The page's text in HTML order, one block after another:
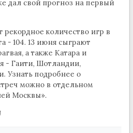
дал свой прогноз на первый
рекордное количество игр в
- 104. 13 июня сыграют
а также Катара и
- Гаити, Шотландии,
Узнать подробнее о
можно в отдельном
Москвы».